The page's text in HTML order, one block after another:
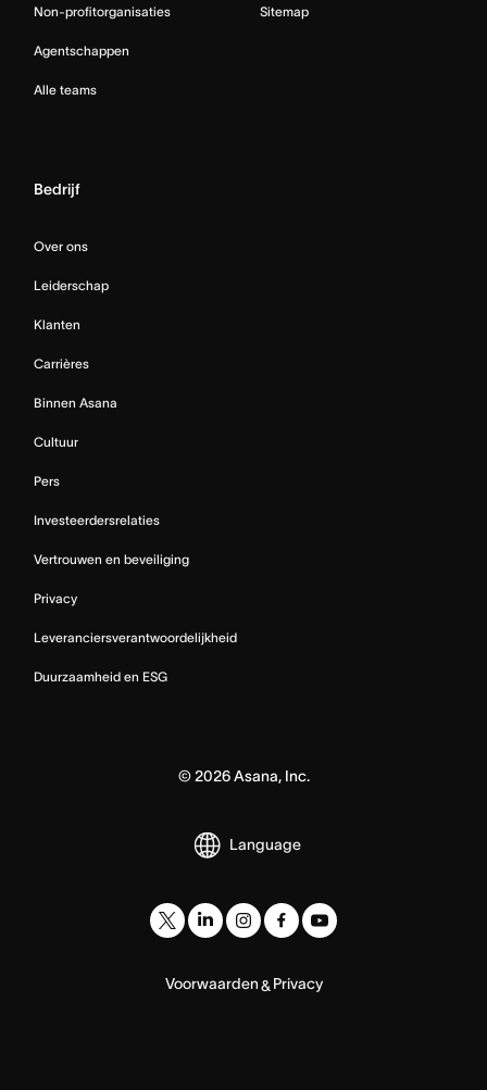
Non-profitorganisaties
Agentschappen
Alle teams
Sitemap
Bedrijf
Over ons
Leiderschap
Klanten
Carrières
Binnen Asana
Cultuur
Pers
Investeerdersrelaties
Vertrouwen en beveiliging
Privacy
Leveranciersverantwoordelijkheid
Duurzaamheid en ESG
©2026Asana, Inc.
Language
Voorwaarden& Privacy